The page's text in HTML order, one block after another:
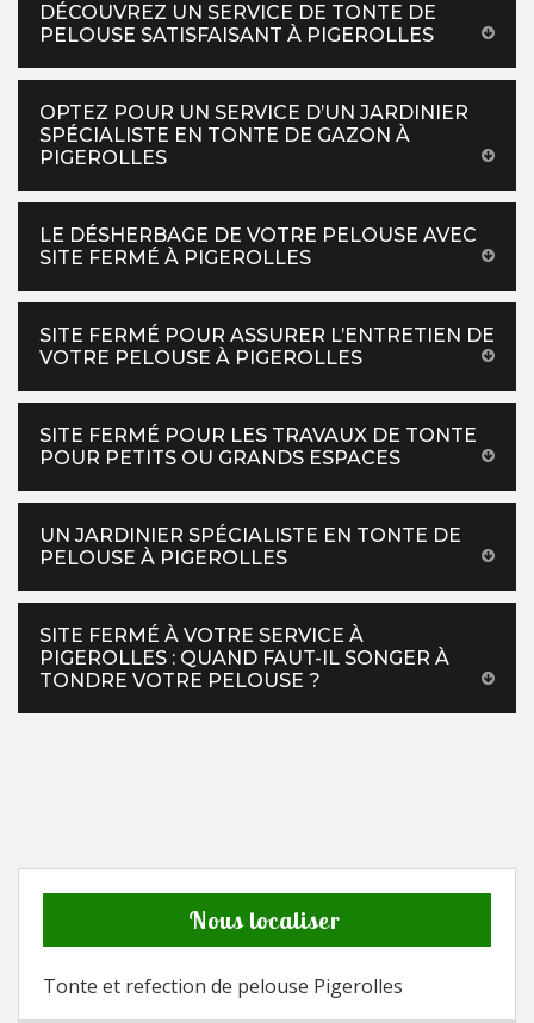
DÉCOUVREZ UN SERVICE DE TONTE DE
PELOUSE SATISFAISANT À PIGEROLLES
OPTEZ POUR UN SERVICE D’UN JARDINIER
SPÉCIALISTE EN TONTE DE GAZON À
PIGEROLLES
LE DÉSHERBAGE DE VOTRE PELOUSE AVEC
SITE FERMÉ À PIGEROLLES
SITE FERMÉ POUR ASSURER L’ENTRETIEN DE
VOTRE PELOUSE À PIGEROLLES
SITE FERMÉ POUR LES TRAVAUX DE TONTE
POUR PETITS OU GRANDS ESPACES
UN JARDINIER SPÉCIALISTE EN TONTE DE
PELOUSE À PIGEROLLES
SITE FERMÉ À VOTRE SERVICE À
PIGEROLLES : QUAND FAUT-IL SONGER À
TONDRE VOTRE PELOUSE ?
Nous localiser
Tonte et refection de pelouse Pigerolles